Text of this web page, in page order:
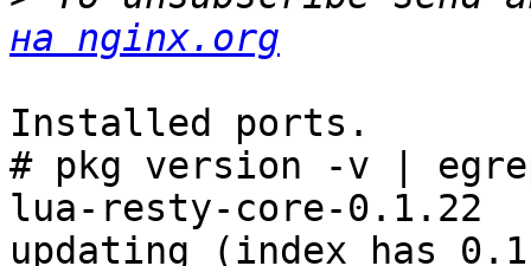
на nginx.org
Installed ports.
# pkg version -v |
lua-resty-core-
updating (index has